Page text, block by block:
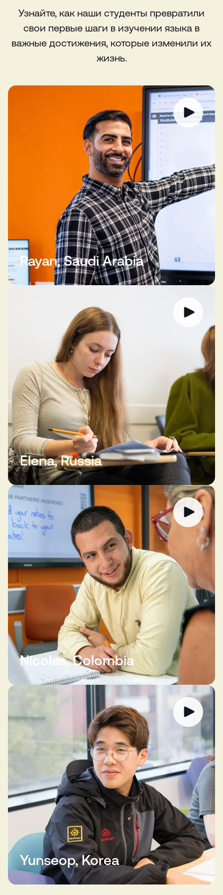
Узнайте, как наши студенты превратили
свои первые шаги в изучении языка в
важные достижения, которые изменили их
жизнь.
Rayan, Saudi Arabia
Elena, Russia
Nicolas, Colombia
Yunseop, Korea